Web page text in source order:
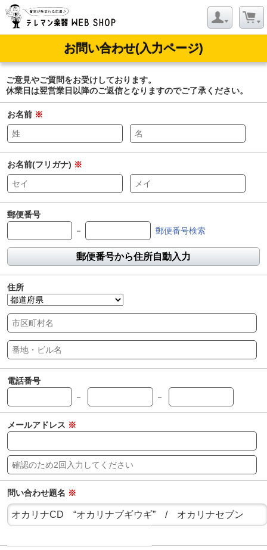
お問い合わせ(入力ページ)
ご意見やご質問をお受けしております。
休業日は翌営業日以降のご返信となりますのでご了承ください。
お名前 ※
お名前(フリガナ) ※
郵便番号
－
郵便番号検索
郵便番号から住所自動入力
住所
電話番号
－
－
メールアドレス ※
問い合わせ題名 ※